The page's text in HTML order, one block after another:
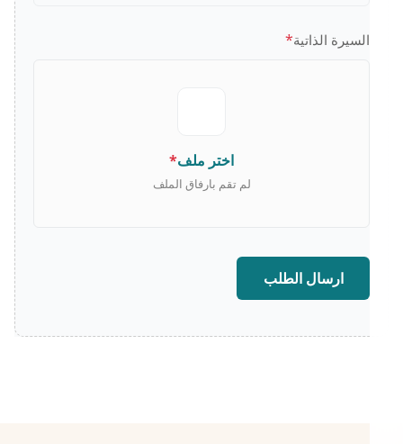
السيرة الذاتية*
اختر ملف*
لم تقم بارفاق الملف
ارسال الطلب